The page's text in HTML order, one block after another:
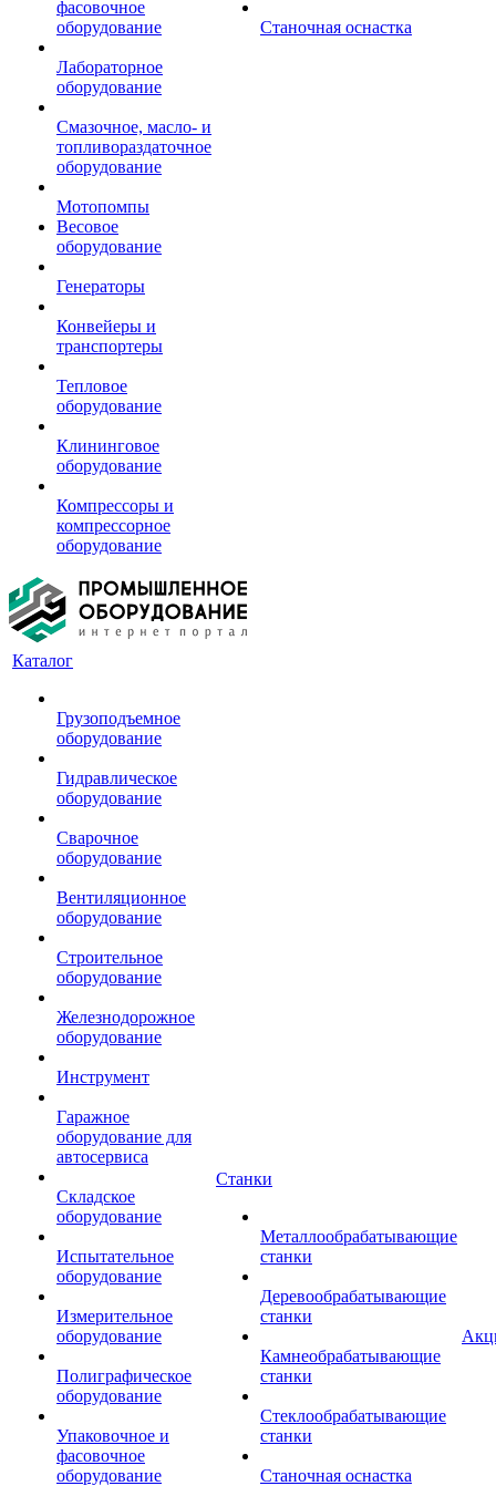
фасовочное
оборудование
Лабораторное
оборудование
Смазочное, масло- и
топливораздаточное
оборудование
Мотопомпы
Весовое
оборудование
Генераторы
Конвейеры и
транспортеры
Тепловое
оборудование
Клининговое
оборудование
Компрессоры и
компрессорное
оборудование
Станочная оснастка
Каталог
Грузоподъемное
оборудование
Гидравлическое
оборудование
Сварочное
оборудование
Вентиляционное
оборудование
Строительное
оборудование
Железнодорожное
оборудование
Инструмент
Гаражное
оборудование для
автосервиса
Складское
оборудование
Испытательное
оборудование
Измерительное
оборудование
Полиграфическое
оборудование
Упаковочное и
фасовочное
оборудование
Станки
Металлообрабатывающие
станки
Деревообрабатывающие
станки
Камнеобрабатывающие
станки
Стеклообрабатывающие
станки
Станочная оснастка